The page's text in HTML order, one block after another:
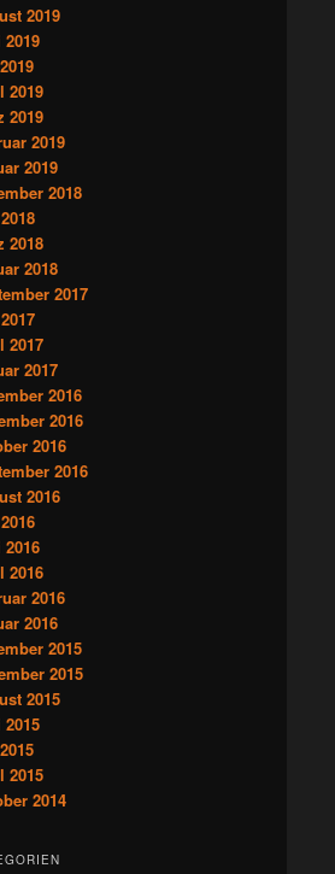
2019
2019
2019
2019
2019
2018
2018
2018
2017
2017
2017
2016
2016
2016
2016
2016
2016
2016
2016
2015
2015
2015
2015
2014